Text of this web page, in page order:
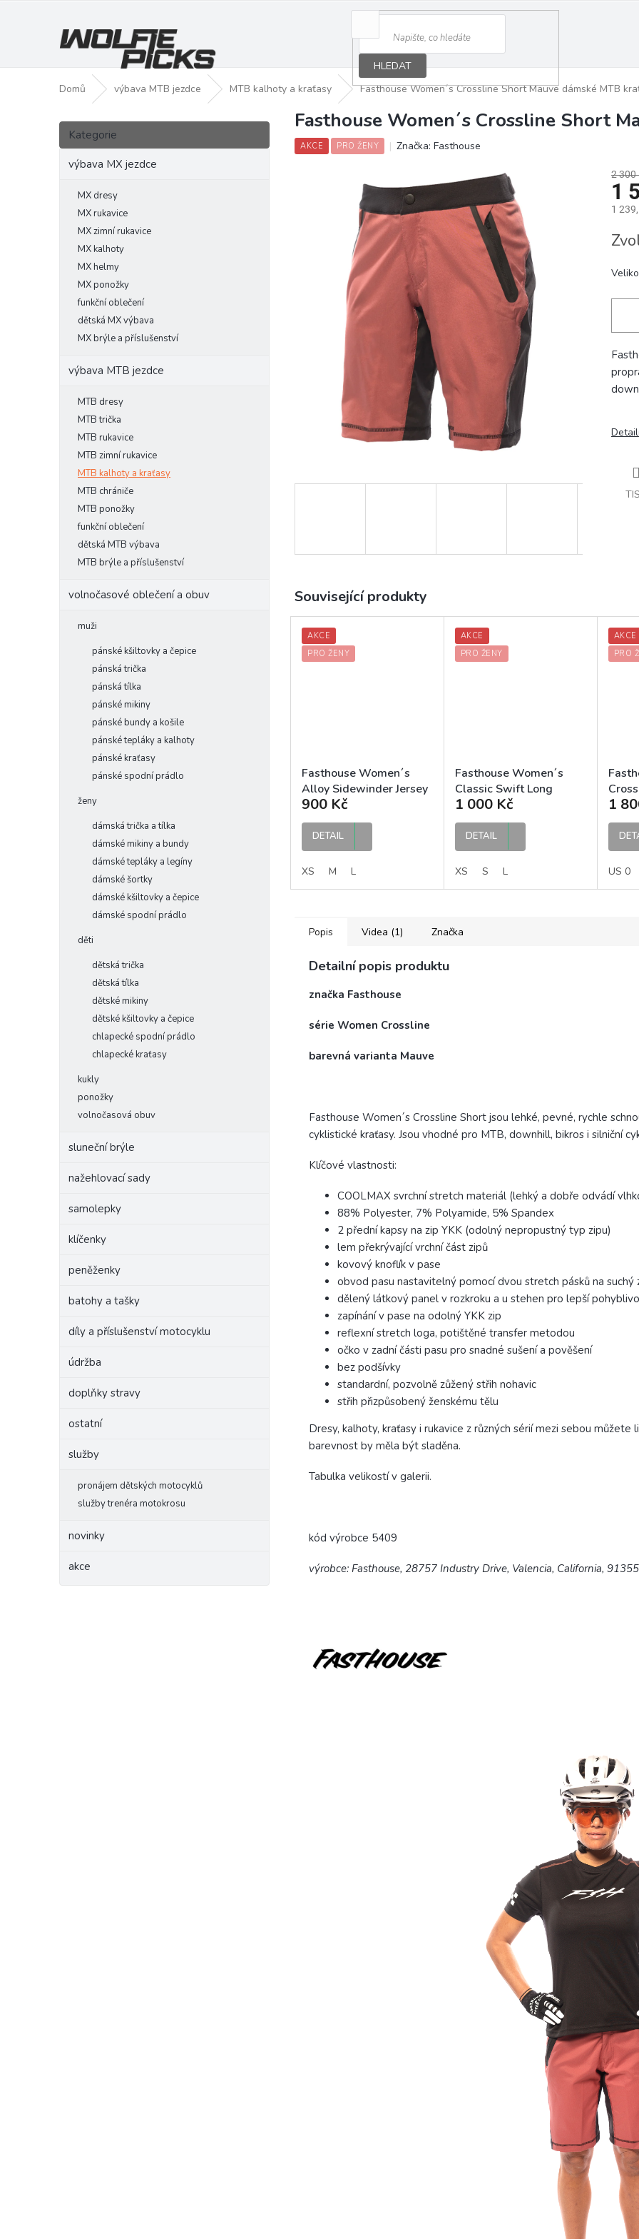
HLEDAT
Domů výbava MTB jezdce MTB kalhoty a kraťasy Fasthouse Women´s Crossline Short Mauve dámské MTB
P
s
Přeskočit
kategorie
Kategorie
výbava MX jezdce
MX dresy
MX rukavice
MX zimní rukavice
MX kalhoty
MX helmy
MX ponožky
funkční oblečení
dětská MX výbava
MX brýle a příslušenství
výbava MTB jezdce
MTB dresy
MTB trička
MTB rukavice
MTB zimní rukavice
MTB kalhoty a kraťasy
MTB chrániče
MTB ponožky
funkční oblečení
dětská MTB výbava
MTB brýle a příslušenství
volnočasové oblečení a obuv
muži
pánské kšiltovky a čepice
pánská trička
pánská tílka
pánské mikiny
pánské bundy a košile
pánské tepláky a kalhoty
pánské kraťasy
pánské spodní prádlo
ženy
dámská trička a tílka
dámské mikiny a bundy
dámské tepláky a legíny
dámské šortky
dámské kšiltovky a čepice
dámské spodní prádlo
děti
dětská trička
dětská tílka
dětské mikiny
dětské kšiltovky a čepice
chlapecké spodní prádlo
chlapecké kraťasy
kukly
ponožky
volnočasová obuv
sluneční brýle
nažehlovací sady
samolepky
klíčenky
peněženky
batohy a tašky
díly a příslušenství motocyklu
údržba
doplňky stravy
ostatní
služby
pronájem dětských motocyklů
služby trenéra motokrosu
novinky
akce
Fasthouse Women´s Crossline Short
AKCE PRO ŽENY Značka: Fasthouse
2 300
1
1
cena:
Související produkty
AKCE
PRO ŽENY
Fasthouse Women´s
Alloy Sidewinder Jersey
Mauve Black dámský
MTB dres
900 Kč
DETAIL
XS M L
AKCE
PRO ŽENY
Fasthouse Women´s
Classic Swift Long
Sleeve Jersey Cream
dámský MTB dres
1 000 Kč
DETAIL
XS S L
AKCE
PRO
1
US 0
Popis Videa (1) Značka
Detailní popis produktu
značka Fasthouse
série Women Crossline
barevná varianta Mauve
Fasthouse Women´s Crossline Short jsou lehké, pevné, rychle
cyklistické kraťasy. Jsou vhodné pro MTB, downhill, bikros i silniční
Klíčové vlastnosti:
COOLMAX svrchní stretch materiál (lehký a dobře odvádí
88% Polyester, 7% Polyamide, 5% Spandex
2 přední kapsy na zip YKK (odolný nepropustný typ zipu)
lem překrývající vrchní část zipů
kovový knoflík v pase
obvod pasu nastavitelný pomocí dvou stretch pásků na suchý
dělený látkový panel v rozkroku a u stehen pro lepší
zapínání v pase na odolný YKK zip
reflexní stretch loga, potištěné transfer metodou
očko v zadní části pasu pro snadné sušení a pověšení
bez podšívky
standardní, pozvolně zůžený střih nohavic
střih přizpůsobený ženskému tělu
Dresy, kalhoty, kraťasy i rukavice z různých sérií mezi sebou
barevnost by měla být sladěna.
Tabulka velikostí v galerii.
kód výrobce 5409
výrobce: Fasthouse, 28757 Industry Drive, Valencia, California,